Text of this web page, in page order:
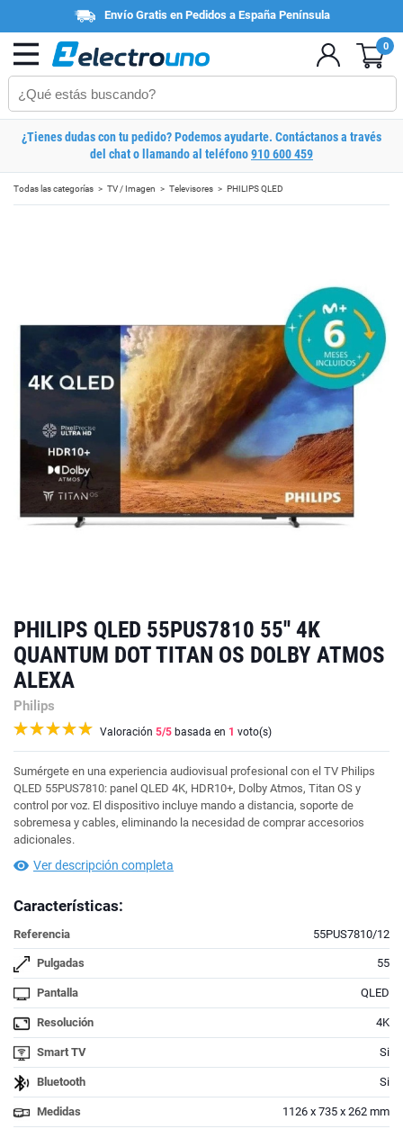
Envío Gratis en Pedidos a España Península
0
¿Tienes dudas con tu pedido? Podemos ayudarte. Contáctanos a través
del chat o llamando al teléfono910 600 459
Todas las categorías TV / Imagen Televisores PHILIPS QLED
PHILIPS QLED 55PUS7810 55'' 4K
QUANTUM DOT TITAN OS DOLBY ATMOS
ALEXA
Philips
Valoración 5/5 basada en 1 voto(s)
Sumérgete en una experiencia audiovisual profesional con el TV Philips
QLED 55PUS7810: panel QLED 4K, HDR10+, Dolby Atmos, Titan OS y
control por voz. El dispositivo incluye mando a distancia, soporte de
sobremesa y cables, eliminando la necesidad de comprar accesorios
adicionales.
Ver descripción completa
Características:
Referencia 55PUS7810/12
Pulgadas 55
Pantalla QLED
Resolución 4K
Smart TV Si
Bluetooth Si
Medidas 1126 x 735 x 262 mm